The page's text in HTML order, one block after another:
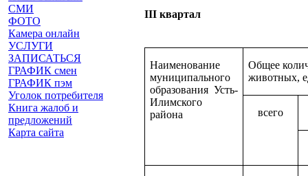
СМИ
ФОТО
Камера онлайн
УСЛУГИ
ЗАПИСАТЬСЯ
ГРАФИК смен
ГРАФИК пэм
Уголок потребителя
Книга жалоб и
предложений
Карта сайта
III квартал
Наименование
муниципального
образования Усть-
Илимского
района
Общее
животных,
всего